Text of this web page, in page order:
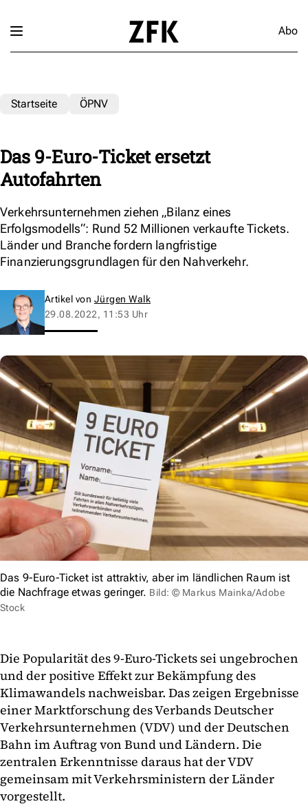
Abo
Startseite ÖPNV
Das 9-Euro-Ticket ersetzt
Autofahrten
Verkehrsunternehmen ziehen „Bilanz eines
Erfolgsmodells“: Rund 52 Millionen verkaufte Tickets.
Länder und Branche fordern langfristige
Finanzierungsgrundlagen für den Nahverkehr.
Artikel von Jürgen Walk
29.08.2022, 11:53 Uhr
Das 9-Euro-Ticket ist attraktiv, aber im ländlichen Raum ist
die Nachfrage etwas geringer. Bild: © Markus Mainka/Adobe
Stock
Die Popularität des 9-Euro-Tickets sei ungebrochen
und der positive Effekt zur Bekämpfung des
Klimawandels nachweisbar. Das zeigen Ergebnisse
einer Marktforschung des Verbands Deutscher
Verkehrsunternehmen (VDV) und der Deutschen
Bahn im Auftrag von Bund und Ländern. Die
zentralen Erkenntnisse daraus hat der VDV
gemeinsam mit Verkehrsministern der Länder
vorgestellt.